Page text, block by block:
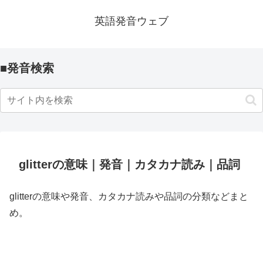
英語発音ウェブ
■発音検索
glitterの意味｜発音｜カタカナ読み｜品詞
glitterの意味や発音、カタカナ読みや品詞の分類などまと
め。